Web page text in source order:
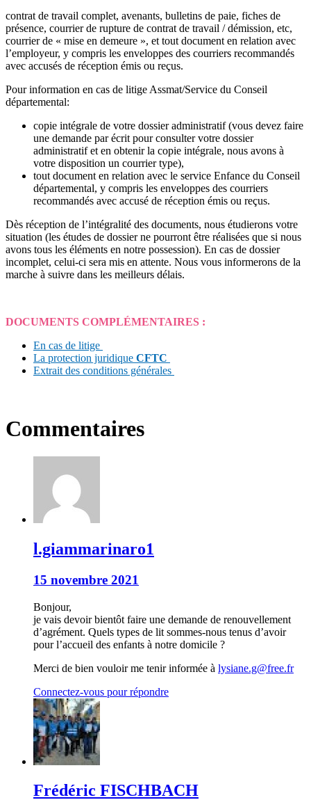
contrat de travail complet, avenants, bulletins de paie, fiches de
présence, courrier de rupture de contrat de travail / démission, etc,
courrier de « mise en demeure », et tout document en relation avec
l’employeur, y compris les enveloppes des courriers recommandés
avec accusés de réception émis ou reçus.
Pour information en cas de litige Assmat/Service du Conseil
départemental:
copie intégrale de votre dossier administratif (vous devez faire
une demande par écrit pour consulter votre dossier
administratif et en obtenir la copie intégrale, nous avons à
votre disposition un courrier type),
tout document en relation avec le service Enfance du Conseil
départemental, y compris les enveloppes des courriers
recommandés avec accusé de réception émis ou reçus.
Dès réception de l’intégralité des documents, nous étudierons votre
situation (les études de dossier ne pourront être réalisées que si nous
avons tous les éléments en notre possession). En cas de dossier
incomplet, celui-ci sera mis en attente. Nous vous informerons de la
marche à suivre dans les meilleurs délais.
DOCUMENTS COMPLÉMENTAIRES :
En cas de litige
La protection juridique CFTC
Extrait des conditions générales
Commentaires
l.giammarinaro1
15 novembre 2021
Bonjour,
je vais devoir bientôt faire une demande de renouvellement
d’agrément. Quels types de lit sommes-nous tenus d’avoir
pour l’accueil des enfants à notre domicile ?
Merci de bien vouloir me tenir informée à lysiane.g@free.fr
Connectez-vous pour répondre
Frédéric FISCHBACH